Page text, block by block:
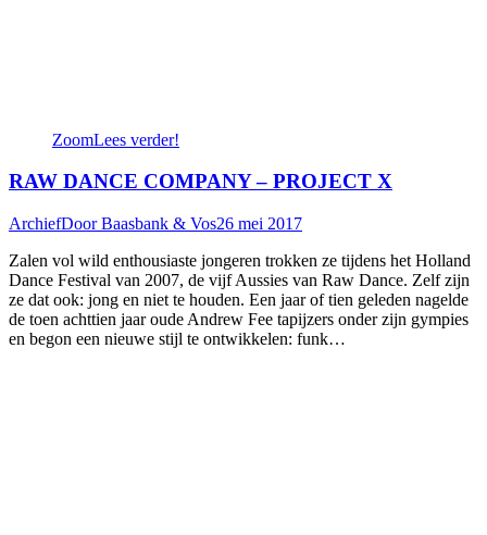
ZoomLees verder!
RAW DANCE COMPANY – PROJECT X
ArchiefDoorBaasbank & Vos26 mei 2017
Zalen vol wild enthousiaste jongeren trokken ze tijdens het Holland
Dance Festival van 2007, de vijf Aussies van Raw Dance. Zelf zijn
ze dat ook: jong en niet te houden. Een jaar of tien geleden nagelde
de toen achttien jaar oude Andrew Fee tapijzers onder zijn gympies
en begon een nieuwe stijl te ontwikkelen: funk…